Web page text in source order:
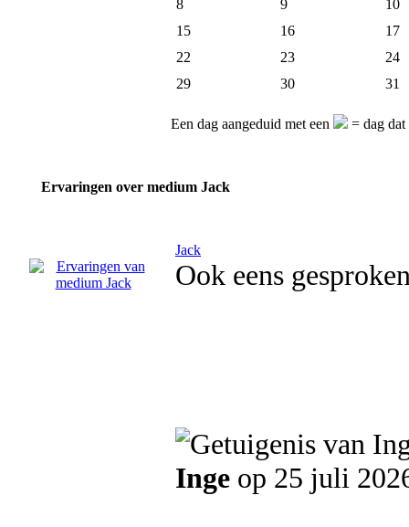
8
9
10
15
16
17
22
23
24
29
30 31
Een dag aangeduid met een = dag
Ervaringen over medium Jack
Jack
Ook eens
Inge op 25 juli